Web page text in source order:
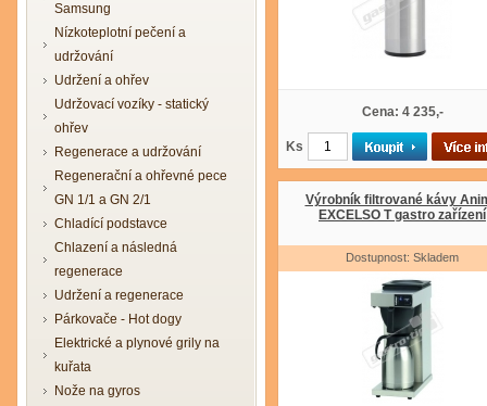
Samsung
Nízkoteplotní pečení a
udržování
Udržení a ohřev
Udržovací vozíky - statický
ohřev
Regenerace a udržování
Regenerační a ohřevné pece
GN 1/1 a GN 2/1
Chladící podstavce
Chlazení a následná
regenerace
Udržení a regenerace
Párkovače - Hot dogy
Elektrické a plynové grily na
kuřata
Nože na gyros
Cena: 4 235,-
Ks
Výrobník filtrované kávy
EXCELSO T gastro zařízení
Dostupnost: Skladem